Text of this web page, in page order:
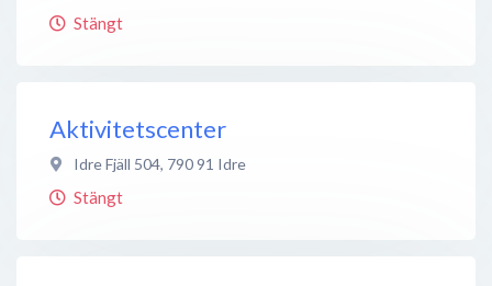
Stängt
Aktivitetscenter
Idre Fjäll 504, 790 91 Idre
Stängt